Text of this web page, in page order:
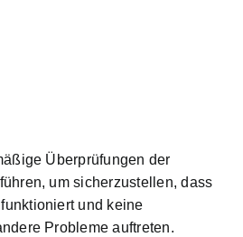
Überprüfungen der
um sicherzustellen, dass
und keine
Probleme auftreten.